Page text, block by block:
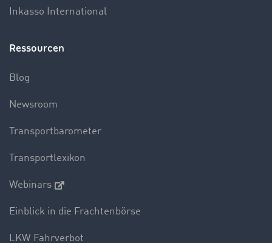
Inkasso International
Ressourcen
Blog
Newsroom
Transportbarometer
Transportlexikon
Webinars
Einblick in die Frachtenbörse
LKW Fahrverbot